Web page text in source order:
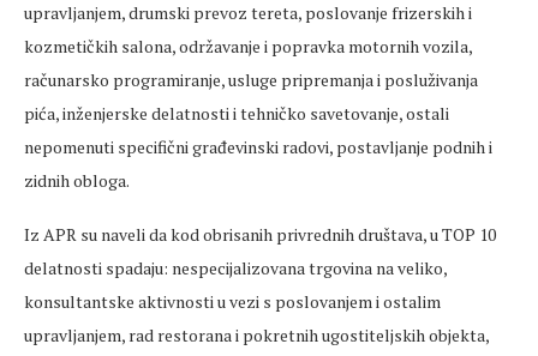
upravljanjem, drumski prevoz tereta, poslovanje frizerskih i
kozmetičkih salona, održavanje i popravka motornih vozila,
računarsko programiranje, usluge pripremanja i posluživanja
pića, inženjerske delatnosti i tehničko savetovanje, ostali
nepomenuti specifični građevinski radovi, postavljanje podnih i
zidnih obloga.
Iz APR su naveli da kod obrisanih privrednih društava, u TOP 10
delatnosti spadaju: nespecijalizovana trgovina na veliko,
konsultantske aktivnosti u vezi s poslovanjem i ostalim
upravljanjem, rad restorana i pokretnih ugostiteljskih objekta,